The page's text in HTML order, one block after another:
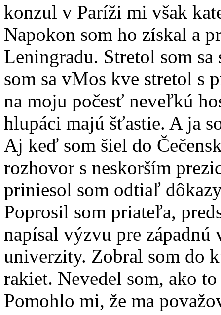
konzul v Paríži mi však
Napokon som ho získal a
Leningradu. Stretol som
som sa vMos kve stretol s
na moju počesť neveľkú
hlupáci majú šťastie. A ja
Aj keď som šiel do
rozhovor s neskorším
priniesol som odtiaľ
Poprosil som priateľa,
napísal výzvu pre
univerzity. Zobral som do
rakiet. Nevedel som, ako
Pomohlo mi, že ma